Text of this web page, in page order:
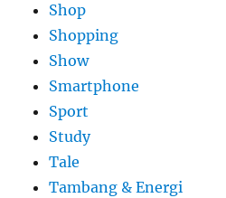
Shop
Shopping
Show
Smartphone
Sport
Study
Tale
Tambang & Energi